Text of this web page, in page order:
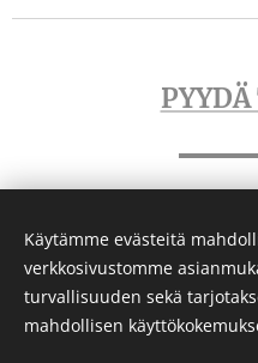
PYYDÄ
puhelin:
Käytämme evästeitä
verkkosivustomme
turvallisuuden sekä
mahdollisen